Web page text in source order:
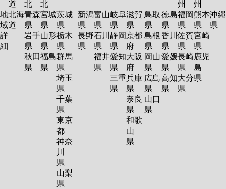
道
北
北
州
州
地
域
詳
細
北海
道
青森
県
岩手
県
秋田
県
宮城
県
山形
県
福島
県
茨城
県
栃木
県
群馬
県
埼玉
県
千葉
県
東京
都
神奈
川
県
山梨
県
新潟
県
長野
県
富山
県
石川
県
福井
県
岐阜
県
静岡
県
愛知
県
三重
県
滋賀
県
京都
府
大阪
府
兵庫
県
奈良
県
和歌
山
県
鳥取
県
島根
県
岡山
県
広島
県
山口
県
徳島
県
香川
県
愛媛
県
高知
県
福岡
県
佐賀
県
長崎
県
大分
県
熊本
県
宮崎
県
鹿児
島
県
沖縄
県